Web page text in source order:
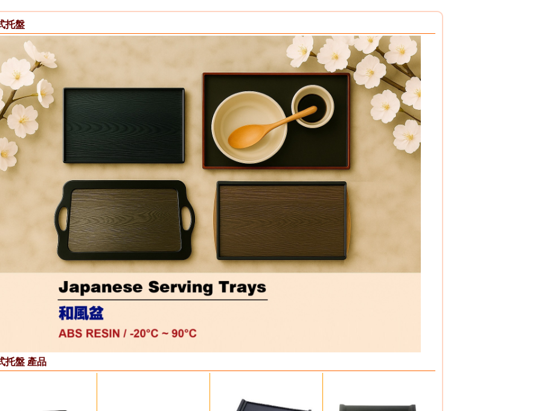
托盤
托盤 產品